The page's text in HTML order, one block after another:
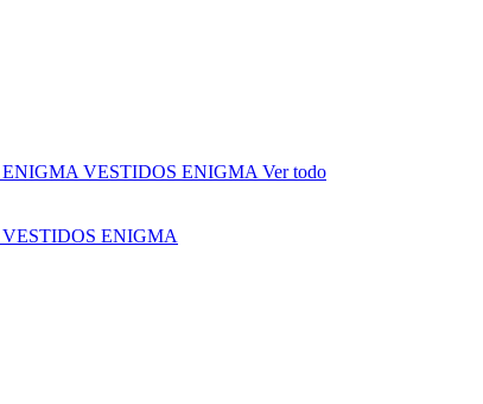
VESTIDOS ENIGMA Ver todo
VESTIDOS ENIGMA